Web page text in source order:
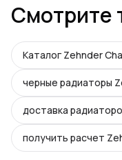
Смотрите
Каталог Zehnder
черные радиаторы
доставка
получить расчет